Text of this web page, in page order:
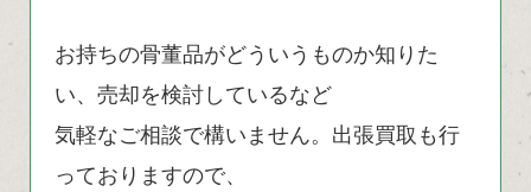
お持ちの骨董品がどういうものか知りた
い、売却を検討しているなど
気軽なご相談で構いません。出張買取も行
っておりますので、